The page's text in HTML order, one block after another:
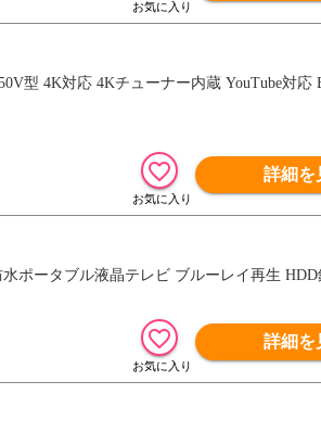
型 4K対応 4Kチューナー内蔵 YouTube対応
詳細を
ポータブル液晶テレビ ブルーレイ再生 HDD
詳細を